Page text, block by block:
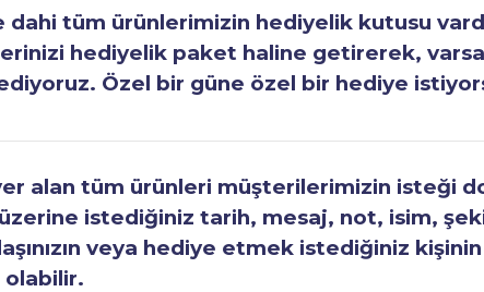
tüm ürünlerimizin hediyelik kutusu
hediyelik paket haline getirerek,
Özel bir güne özel bir hediye
alan tüm ürünleri müşterilerimizin isteği
istediğiniz tarih, mesaj, not, isim,
veya hediye etmek istediğiniz